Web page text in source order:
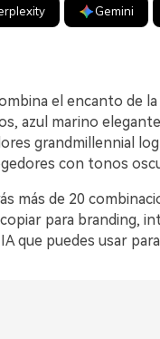
Gemini
el encanto de
azul marino
grandmillennial
con tonos
más de 20
para branding,
que puedes usar